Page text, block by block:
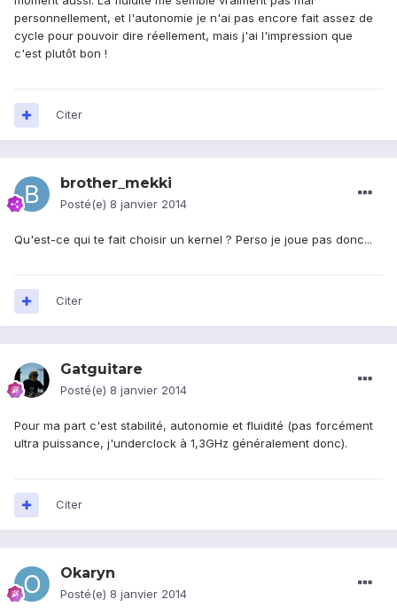
personnellement, et l'autonomie je n'ai pas encore fait assez de
cycle pour pouvoir dire réellement, mais j'ai l'impression que
c'est plutôt bon !
Citer
brother_mekki
Posté(e) 8 janvier 2014
Qu'est-ce qui te fait choisir un kernel ? Perso je joue pas donc...
Citer
Gatguitare
Posté(e) 8 janvier 2014
Pour ma part c'est stabilité, autonomie et fluidité (pas forcément
ultra puissance, j'underclock à 1,3GHz généralement donc).
Citer
Okaryn
Posté(e) 8 janvier 2014